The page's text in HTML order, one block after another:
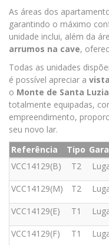
As áreas dos
garantindo o máximo
unidade inclui, além da
arrumos na cave,
Todas as unidades
é possível apreciar a
o Monte de Santa Luzia
totalmente equipadas,
empreendimento,
seu novo lar.
Referência
Tipo
VCC14129(B)
T2
VCC14129(M) T2
VCC14129(E) T1
VCC14129(F) T1